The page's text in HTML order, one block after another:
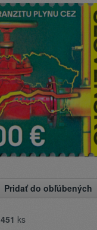
Pridať do obľúbených
451 ks